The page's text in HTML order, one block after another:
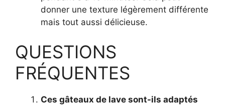
donner une texture légèrement différente
mais tout aussi délicieuse.
QUESTIONS
FRÉQUENTES
Ces gâteaux de lave sont-ils adaptés